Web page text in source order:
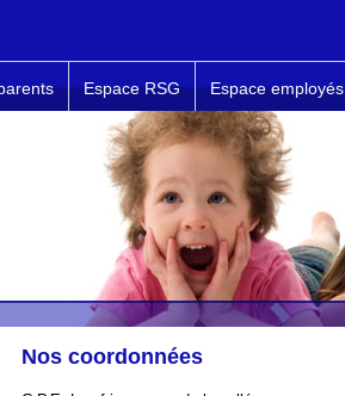
Espace RSG Espace employés
Nos coordonnées